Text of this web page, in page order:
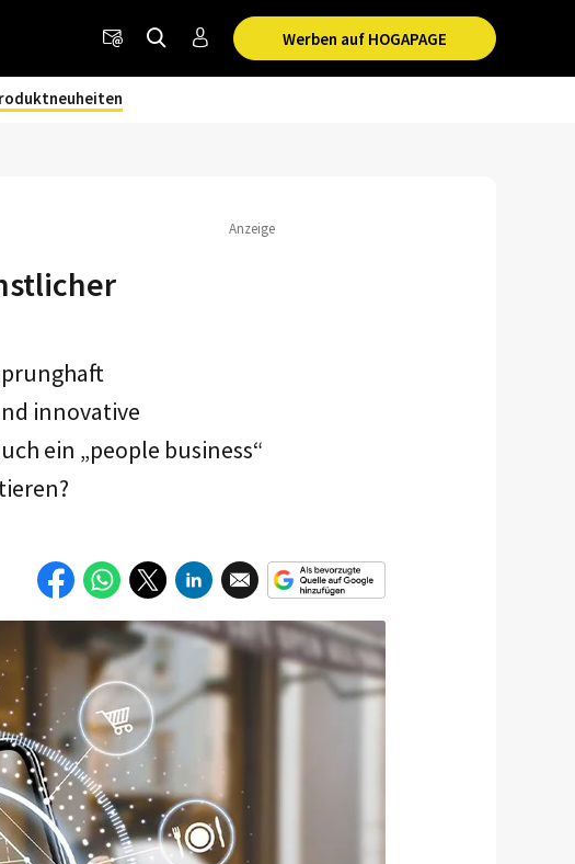
Werben auf HOGAPAGE
Anzeige
innovative
ein „people business“